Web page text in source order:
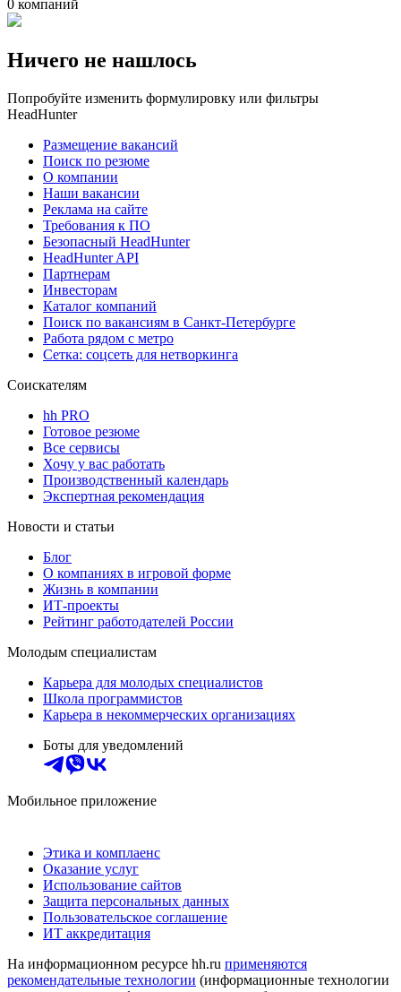
0 компаний
Ничего не нашлось
Попробуйте изменить формулировку или фильтры
HeadHunter
Размещение вакансий
Поиск по резюме
О компании
Наши вакансии
Реклама на сайте
Требования к ПО
Безопасный HeadHunter
HeadHunter API
Партнерам
Инвесторам
Каталог компаний
Поиск по вакансиям в Санкт-Петербурге
Работа рядом с метро
Сетка: соцсеть для нетворкинга
Соискателям
hh PRO
Готовое резюме
Все сервисы
Хочу у вас работать
Производственный календарь
Экспертная рекомендация
Новости и статьи
Блог
О компаниях в игровой форме
Жизнь в компании
ИТ-проекты
Рейтинг работодателей России
Молодым специалистам
Карьера для молодых специалистов
Школа программистов
Карьера в некоммерческих организациях
Боты для уведомлений
Мобильное приложение
Этика и комплаенс
Оказание услуг
Использование сайтов
Защита персональных данных
Пользовательское соглашение
ИТ аккредитация
На информационном ресурсе hh.ru применяются
рекомендательные технологии (информационные технологии